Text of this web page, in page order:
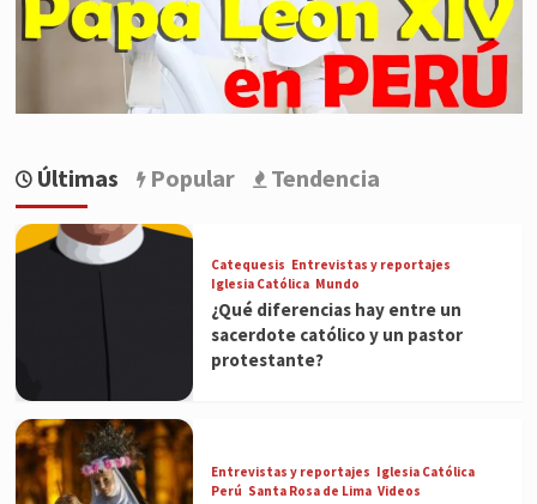
Últimas Popular Tendencia
Catequesis Entrevistas y reportajes
Iglesia Católica Mundo
¿Qué diferencias hay entre un
sacerdote católico y un pastor
protestante?
Entrevistas y reportajes Iglesia Católica
Perú Santa Rosa de Lima Videos